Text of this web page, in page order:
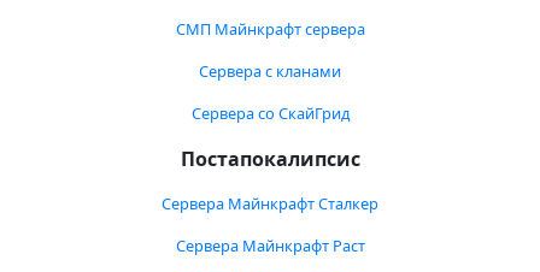
СМП Майнкрафт сервера
Сервера с кланами
Сервера со СкайГрид
Постапокалипсис
Сервера Майнкрафт Сталкер
Сервера Майнкрафт Раст